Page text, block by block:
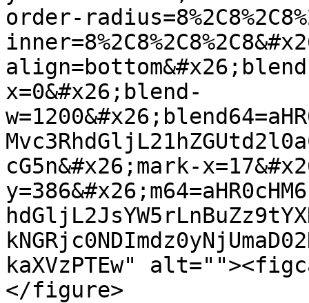
order-
x=0&#x26;blend-
cG5n&#x26;mark-
kaXVzPTEw"
</figure>